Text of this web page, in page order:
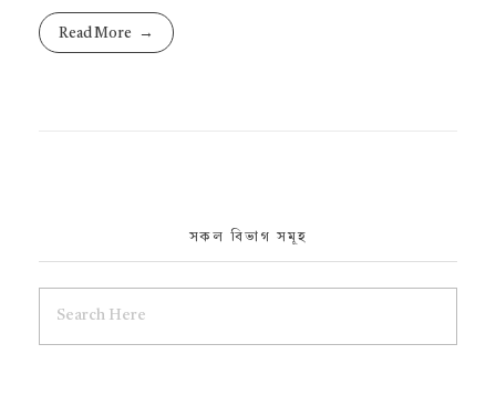
Read More
সকল বিভাগ সমূহ